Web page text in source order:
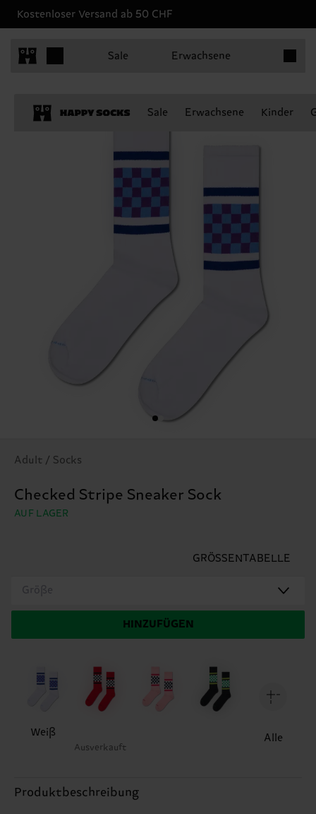
Kostenloser Versand ab 50 CHF
Sale Erwachsene
Sale Erwachsene Kinder
Adult / Socks
Checked Stripe Sneaker Sock
AUF LAGER
GRÖSSENTABELLE
Größe
HINZUFÜGEN
Weiß
Ausverkauft
Alle
Produktbeschreibung